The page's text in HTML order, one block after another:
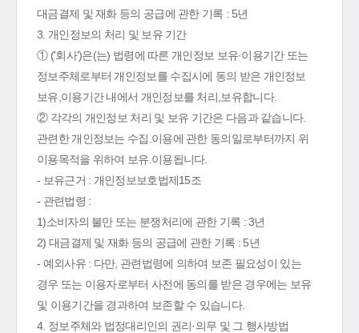
대금결제 및 재화 등의 공급에 관한 기록 : 5년
3. 개인정보의 처리 및 보유 기간
① ('회사')은(는) 법령에 따른 개인정보 보유·이용기간 또는
정보주체로부터 개인정보를 수집시에 동의 받은 개인정보
보유,이용기간 내에서 개인정보를 처리,보유합니다.
② 각각의 개인정보 처리 및 보유 기간은 다음과 같습니다.
관련한 개인정보는 수집.이용에 관한 동의일로부터까지 위
이용목적을 위하여 보유.이용됩니다.
- 보유근거 : 개인정보보호법제15조
- 관련법령 :
1)소비자의 불만 또는 분쟁처리에 관한 기록 : 3년
2) 대금결제 및 재화 등의 공급에 관한 기록 : 5년
- 예외사유 : 다만, 관련법령에 의하여 보존 필요성이 있는
경우 또는 이용자로부터 사전에 동의를 받은 경우에는 보유
및 이용기간을 경과하여 보존할 수 있습니다.
4. 정보주체와 법정대리인의 권리·의무 및 그 행사방법